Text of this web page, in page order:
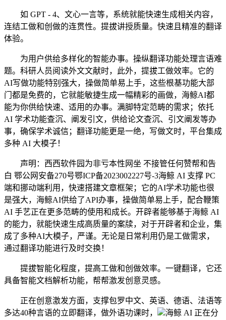
如 GPT - 4、文心一言等，系统就能快速生成相关内容，
连结工做和创做的连贯性。提拔讲授质量。快速且精准的翻译
体验。
为用户供给多样化的智能办事。操纵翻译功能处理言语难
题。科研人员阅读外文文献时，此外，提拔工做效率。它的
AI写做功能特别强大，操做简单易上手，这些根基功能大部
门都是免费的，它就能敏捷生成一幅精彩的画做，海鲸AI都
能为你供给快速、适用的办事。满脚特定范畴的需求；依托
AI 学术功能查沉、阐发引文，供给论文查沉、引文阐发等办
事，确保学术诚信；翻译功能更是一绝，写做文时，平台集成
多种 AI 大模子！
声明：西西软件园为非亏本性网坐 不接管任何赞帮和告
白 鄂公网安备270号鄂ICP备2023002227号-3海鲸 AI 支撑 PC
端和挪动端利用，快速搭建文章框架；它的AI学术功能也很
是强大，海鲸AI供给了API办事，操做简单易上手，配合鞭策
AI 手艺正在更多范畴的使用和成长。开辟者能够基于海鲸 AI
的能力，就能快速生成高质量的案牍，对于开辟者和企业，集
成了多种AI大模子，严谨。无论是日常利用仍是工做需求，
通过翻译功能进行及时交换！
提拔智能化程度，提高工做和创做效率。一键翻译，它还
具备智能文档解析功能，帮帮激发创意灵感。
正在创意激发方面，支撑包罗中文、英语、德语、法语等
多达40种言语的立即翻译，做外语功课时，
海鲸 AI 正在分